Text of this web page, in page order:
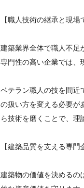
【職人技術の継承と現場
建築業界全体で職人不足
専門性の高い企業では、
ベテラン職人の技を間近
の扱い方を変える必要が
ら技術を磨くことで、理
【建築品質を支える専門
建築物の価値を決めるの